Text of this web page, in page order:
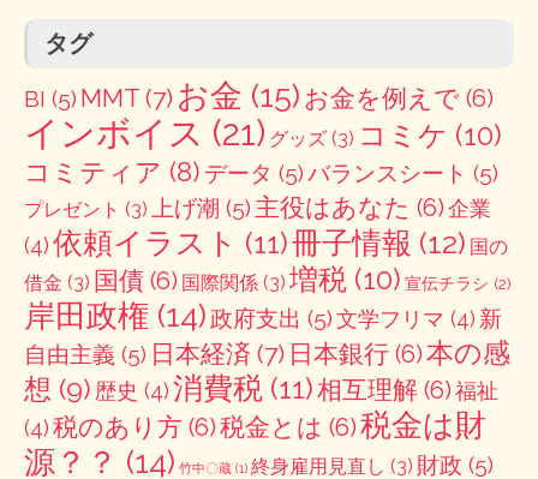
タグ
BI (5) MMT (7) お金 (15) お金を例えで (6)
インボイス (21) グッズ (3) コミケ (10)
コミティア (8) データ (5)バランスシート (5)
プレゼント (3) 上げ潮 (5) 主役はあなた (6)企業
(4)依頼イラスト (11)冊子情報 (12) 国の
借金 (3) 国債 (6) 国際関係 (3) 増税 (10) 宣伝チラシ (2)
岸田政権 (14)政府支出 (5)文学フリマ (4) 新
自由主義 (5) 日本経済 (7) 日本銀行 (6)本の感
想 (9) 歴史 (4)消費税 (11)相互理解 (6)福祉
(4)税のあり方 (6)税金とは (6)税金は財
源？？ (14) 竹中〇蔵 (1) 終身雇用見直し (3) 財政 (5)